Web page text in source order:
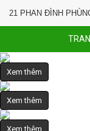
21 PHAN ĐÌNH
Xem thêm
Xem thêm
Xem thêm